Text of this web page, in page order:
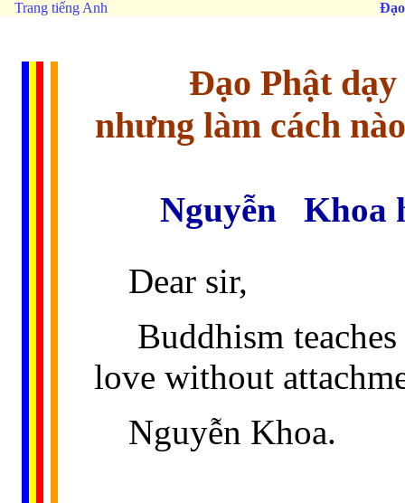
Trang tiếng Anh
Ðạo Phật
nhưng làm cách
Nguyễn
Khoa
Dear sir,
Buddhism
love without
Nguyễn Khoa.